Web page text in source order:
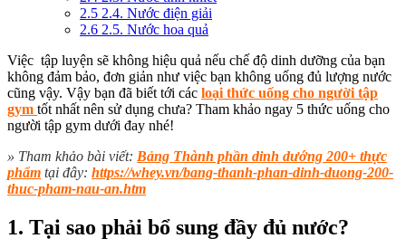
2.5 2.4. Nước điện giải
2.6 2.5. Nước hoa quả
Việc tập luyện sẽ không hiệu quả nếu chế độ dinh dưỡng của bạn
không đảm bảo, đơn giản như việc bạn không uống đủ lượng nước
cũng vậy. Vậy bạn đã biết tới các loại thức uống cho người tập
gym tốt nhất nên sử dụng chưa? Tham khảo ngay 5 thức uống cho
người tập gym dưới đay nhé!
» Tham khảo bài viết: Bảng Thành phần dinh dướng 200+ thực
phẩm tại đây: https://whey.vn/bang-thanh-phan-dinh-duong-200-
thuc-pham-nau-an.htm
1. Tại sao phải bổ sung đầy đủ nước?